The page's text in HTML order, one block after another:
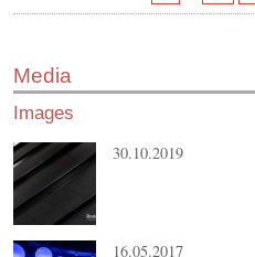
Media
Images
30.10.2019
16.05.2017